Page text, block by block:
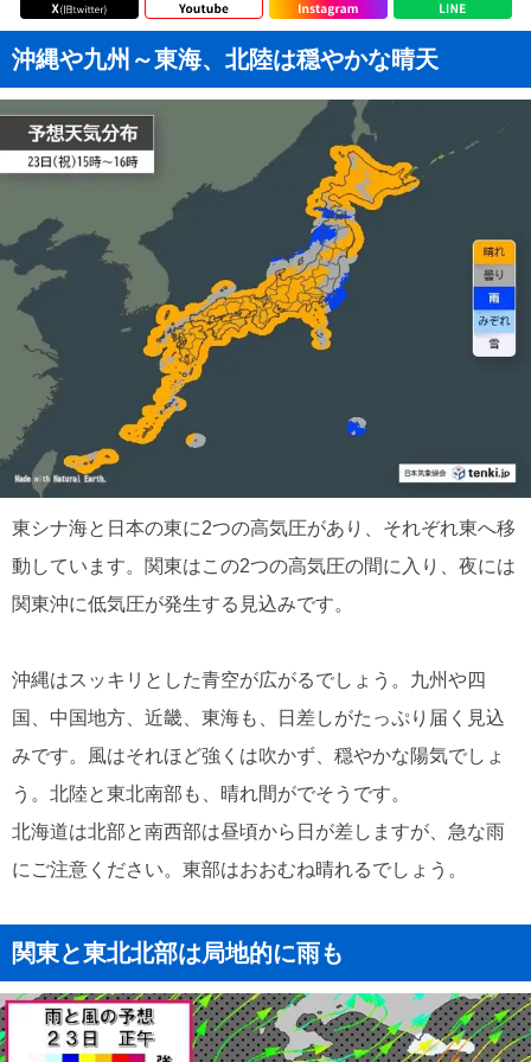
沖縄や九州～東海、北陸は穏やかな晴天
東シナ海と日本の東に2つの高気圧があり、それぞれ東へ移
動しています。関東はこの2つの高気圧の間に入り、夜には
関東沖に低気圧が発生する見込みです。
沖縄はスッキリとした青空が広がるでしょう。九州や四
国、中国地方、近畿、東海も、日差しがたっぷり届く見込
みです。風はそれほど強くは吹かず、穏やかな陽気でしょ
う。北陸と東北南部も、晴れ間がでそうです。
北海道は北部と南西部は昼頃から日が差しますが、急な雨
にご注意ください。東部はおおむね晴れるでしょう。
関東と東北北部は局地的に雨も